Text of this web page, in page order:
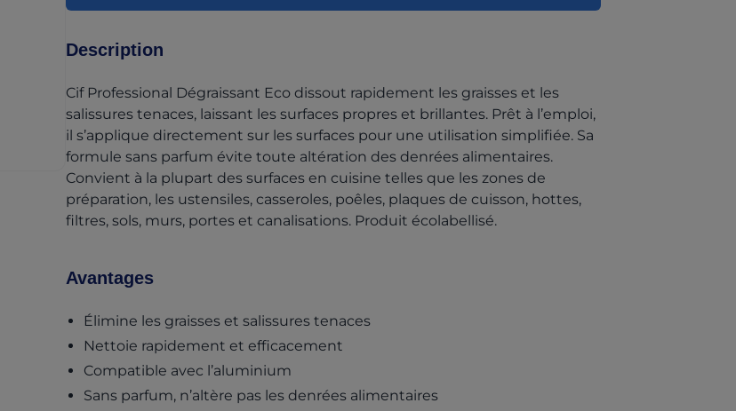
Description
Cif Professional Dégraissant Eco dissout rapidement les graisses et les
salissures tenaces, laissant les surfaces propres et brillantes. Prêt à l’emploi,
il s’applique directement sur les surfaces pour une utilisation simplifiée. Sa
formule sans parfum évite toute altération des denrées alimentaires.
Convient à la plupart des surfaces en cuisine telles que les zones de
préparation, les ustensiles, casseroles, poêles, plaques de cuisson, hottes,
filtres, sols, murs, portes et canalisations. Produit écolabellisé.
Avantages
Élimine les graisses et salissures tenaces
Nettoie rapidement et efficacement
Compatible avec l’aluminium
Sans parfum, n’altère pas les denrées alimentaires